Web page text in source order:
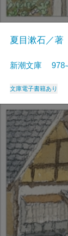
夏目漱石／著
新潮文庫
文庫電子書籍あり